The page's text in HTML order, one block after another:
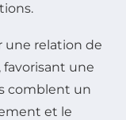
une relation de
une
comblent un
et le